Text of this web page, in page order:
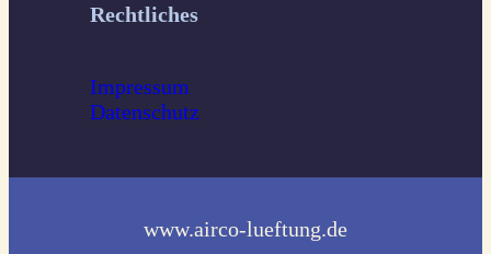
Rechtliches
Impressum
Datenschutz
www.airco-lueftung.de